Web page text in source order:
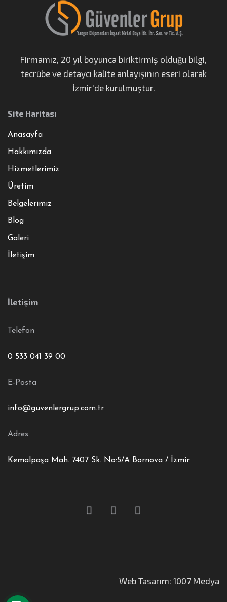
Firmamız, 20 yıl boyunca biriktirmiş olduğu bilgi,
tecrübe ve detaycı kalite anlayışının eseri olarak
İzmir'de kurulmuştur.
Site Haritası
Anasayfa
Hakkımızda
Hizmetlerimiz
Üretim
Belgelerimiz
Blog
Galeri
İletişim
İletişim
Telefon
0 533 041 39 00
E-Posta
info@guvenlergrup.com.tr
Adres
Kemalpaşa Mah. 7407 Sk. No:5/A Bornova / İzmir
Web Tasarım: 1007 Medya